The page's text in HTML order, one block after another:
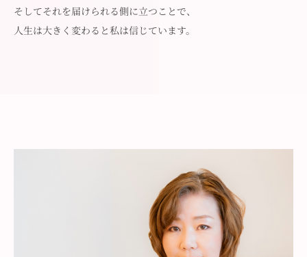
そしてそれを届けられる側に立つことで、
人生は大きく変わると私は信じています。